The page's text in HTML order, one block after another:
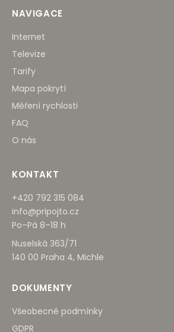
NAVIGACE
Internet
Televize
Tarify
Mapa pokrytí
Měření rychlosti
FAQ
O nás
KONTAKT
+420 792 315 084
info@pripojto.cz
Po–Pá 8–18 h
Nuselská 363/71
140 00 Praha 4, Michle
DOKUMENTY
Všeobecné podmínky
GDPR